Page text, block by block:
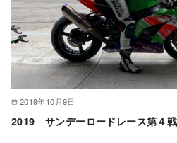
2019年10月9日
2019 サンデーロードレース第４戦